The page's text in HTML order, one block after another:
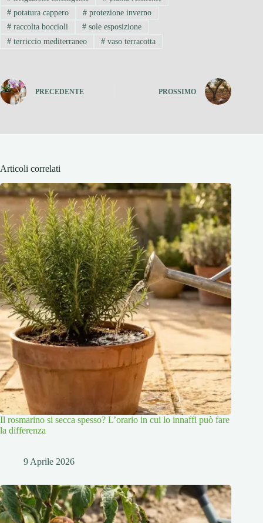
#potatura cappero #protezione inverno
#raccolta boccioli #sole esposizione
#terriccio mediterraneo #vaso terracotta
PRECEDENTE PROSSIMO
Articoli correlati
Il rosmarino si secca spesso? L’orario in cui lo innaffi può fare
la differenza
9 Aprile 2026